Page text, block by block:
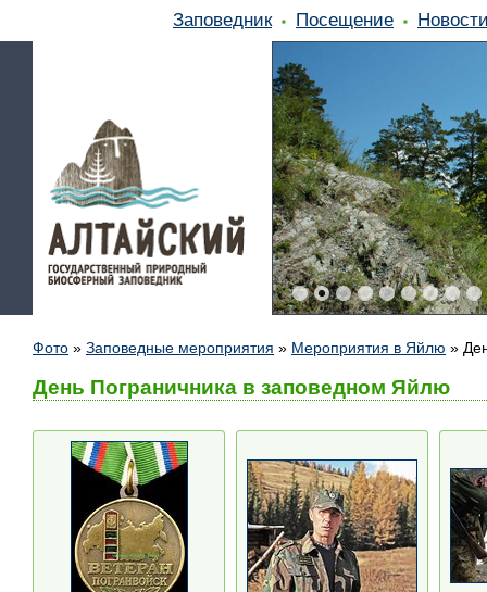
Заповедник Посещение
Фото » Заповедные мероприятия » Мероприятия в Яйлю »
День Пограничника в заповедном Яйлю